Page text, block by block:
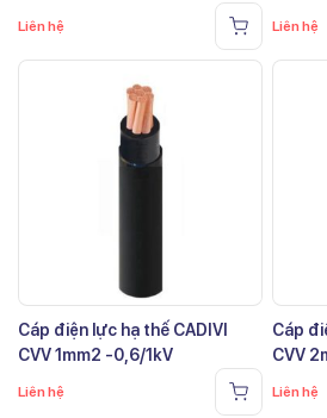
Liên hệ Liên hệ
Cáp điện lực hạ thế CADIVI
CVV 1mm2 -0,6/1kV
Liên hệ
Cáp
CVV
Liên hệ